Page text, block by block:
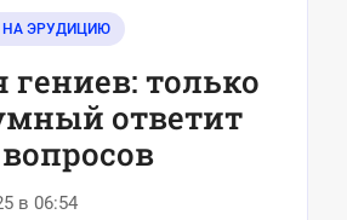
НА ЭРУДИЦИЮ
гениев: только
ответит
в 06:54